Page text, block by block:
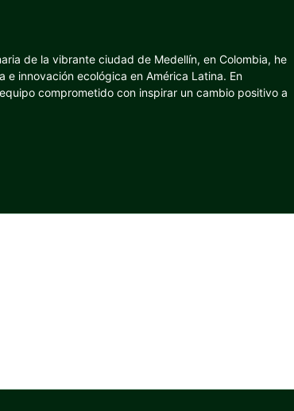
de la vibrante ciudad de Medellín, en Colombia, he
innovación ecológica en América Latina. En
comprometido con inspirar un cambio positivo a